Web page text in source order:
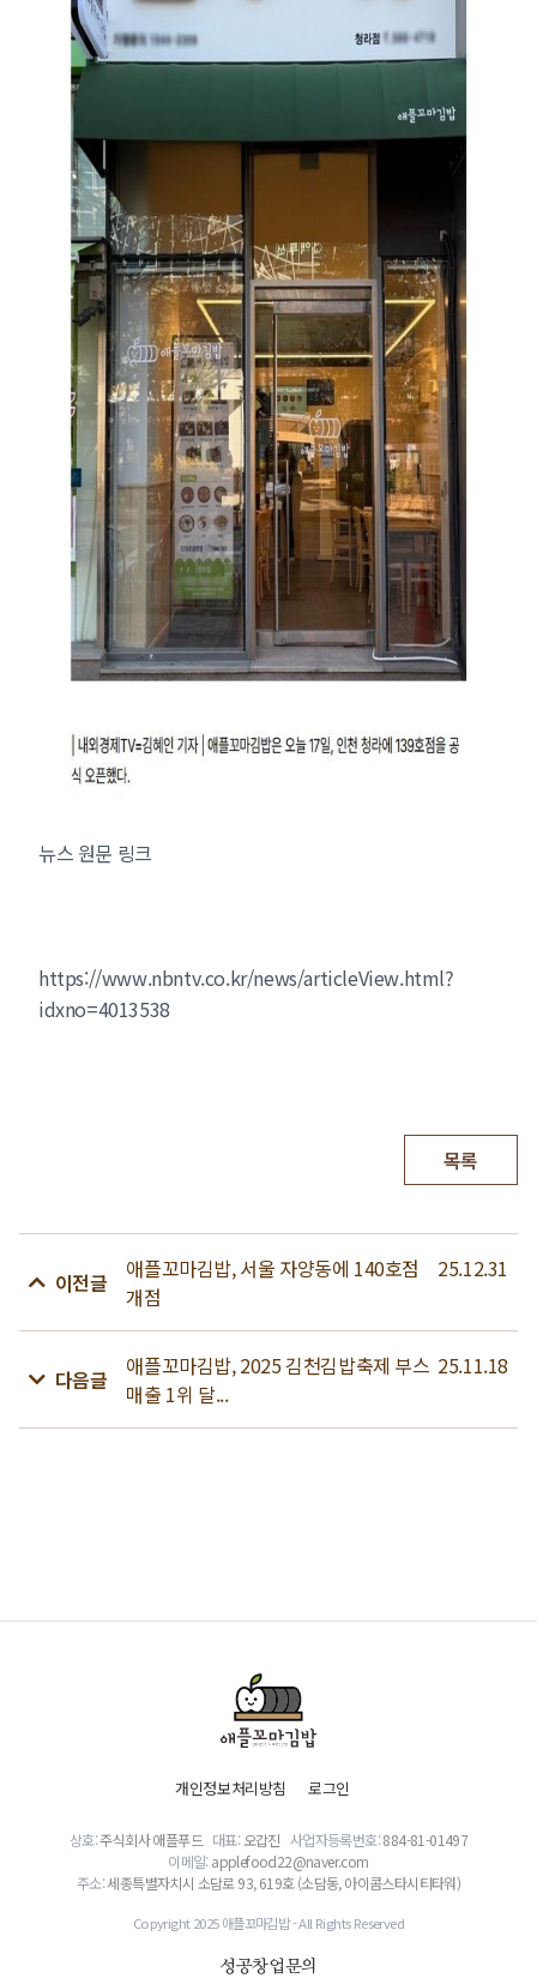
뉴스 원문 링크
https://www.nbntv.co.kr/news/articleView.html?
idxno=4013538
목록
이전글
애플꼬마김밥, 서울 자양동에 140호점
개점
25.12.31
다음글
애플꼬마김밥, 2025 김천김밥축제 부스
매출 1위 달...
25.11.18
개인정보처리방침 로그인
상호:주식회사 애플푸드 대표:오갑진 사업자등록번호:884-81-01497
이메일:applefood22@naver.com
주소:세종특별자치시 소담로 93, 619호 (소담동, 아이콤스타시티타워)
Copyright 2025 애플꼬마김밥 - All Rights Reserved
성공창업문의